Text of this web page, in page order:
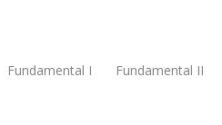
Fundamental I Fundamental II